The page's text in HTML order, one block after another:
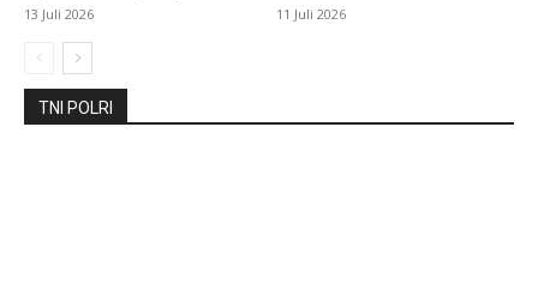
13 Juli 2026 11 Juli 2026
TNI POLRI